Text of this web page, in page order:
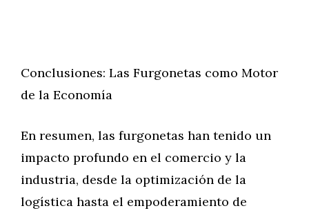
Conclusiones: Las Furgonetas como Motor
de la Economía
En resumen, las furgonetas han tenido un
impacto profundo en el comercio y la
industria, desde la optimización de la
logística hasta el empoderamiento de